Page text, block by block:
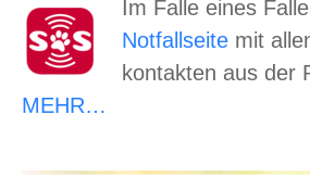
Im Falle eines
Notfallseite mit
kontakten aus der
MEHR…